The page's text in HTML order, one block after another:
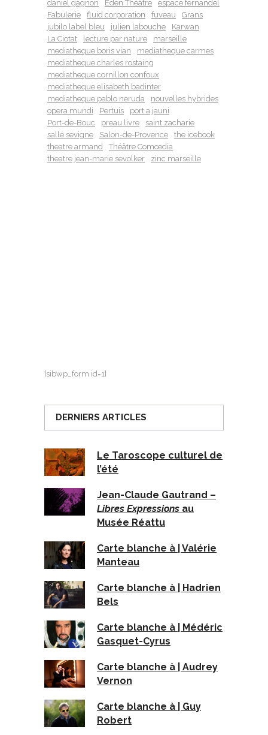
daniel gagnon Eden Théâtre
espace fernandel
Fabulerie
fluid corporation fuveau
Grans
jubilo label bleu
julien labouche
Karwan
La Ciotat
lecture par nature
marseille
mediatheque boris vian
mediatheque carmes
mediatheque charles rostaing
mediatheque cornillon confoux
mediatheque elisabeth badinter
mediatheque pablo neruda
nouvelles hybrides
opera mundi
Pertuis
port a jauni
Port-de-Bouc
preau livre
saint zacharie
salle sevigne
Salon-de-Provence
the icebook
theatre armand
Théâtre Comœdia
theatre jean-marie sevolker
zinc marseille
[sibwp_form id=1]
DERNIERS ARTICLES
Le Taroscope culturel de
l’été
Jean-Claude Gautrand –
Libres Expressions au
Musée Réattu
Carte blanche à | Valérie
Manteau
Carte blanche à | Hadrien
Bels
Carte blanche à | Médéric
Gasquet-Cyrus
Carte blanche à | Audrey
Vernon
Carte blanche à | Guy
Robert